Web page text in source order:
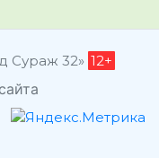
Сураж 32» 12+